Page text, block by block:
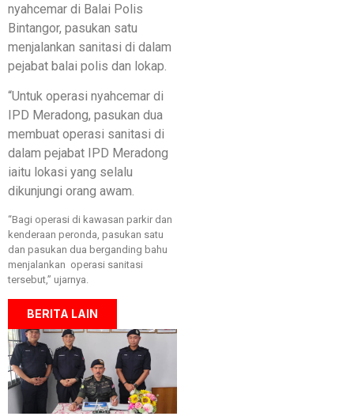
nyahcemar di Balai Polis
Bintangor, pasukan satu
menjalankan sanitasi di dalam
pejabat balai polis dan lokap.
“Untuk operasi nyahcemar di
IPD Meradong, pasukan dua
membuat operasi sanitasi di
dalam pejabat IPD Meradong
iaitu lokasi yang selalu
dikunjungi orang awam.
“Bagi operasi di kawasan parkir dan
kenderaan peronda, pasukan satu
dan pasukan dua berganding bahu
menjalankan operasi sanitasi
tersebut,” ujarnya.
BERITA LAIN